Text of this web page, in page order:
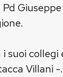
i suoi
Villani